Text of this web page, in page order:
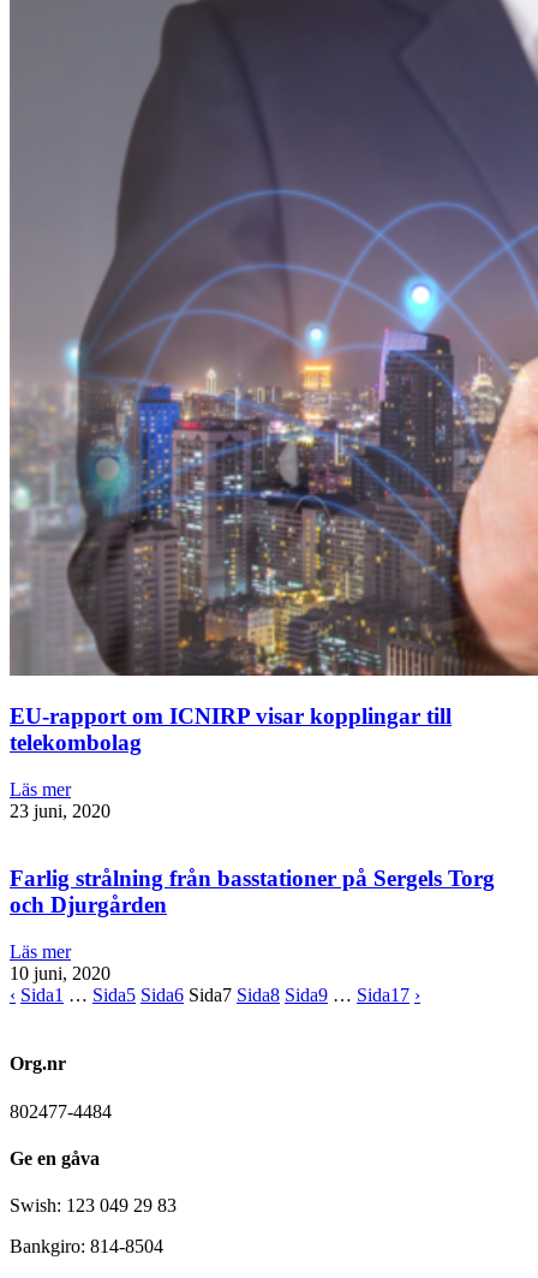
EU-rapport om ICNIRP visar kopplingar till
telekombolag
Läs mer
23 juni, 2020
Farlig strålning från basstationer på Sergels Torg
och Djurgården
Läs mer
10 juni, 2020
‹ Sida1 … Sida5 Sida6 Sida7 Sida8 Sida9 … Sida17 ›
Org.nr
802477-4484
Ge en gåva
Swish: 123 049 29 83
Bankgiro: 814-8504